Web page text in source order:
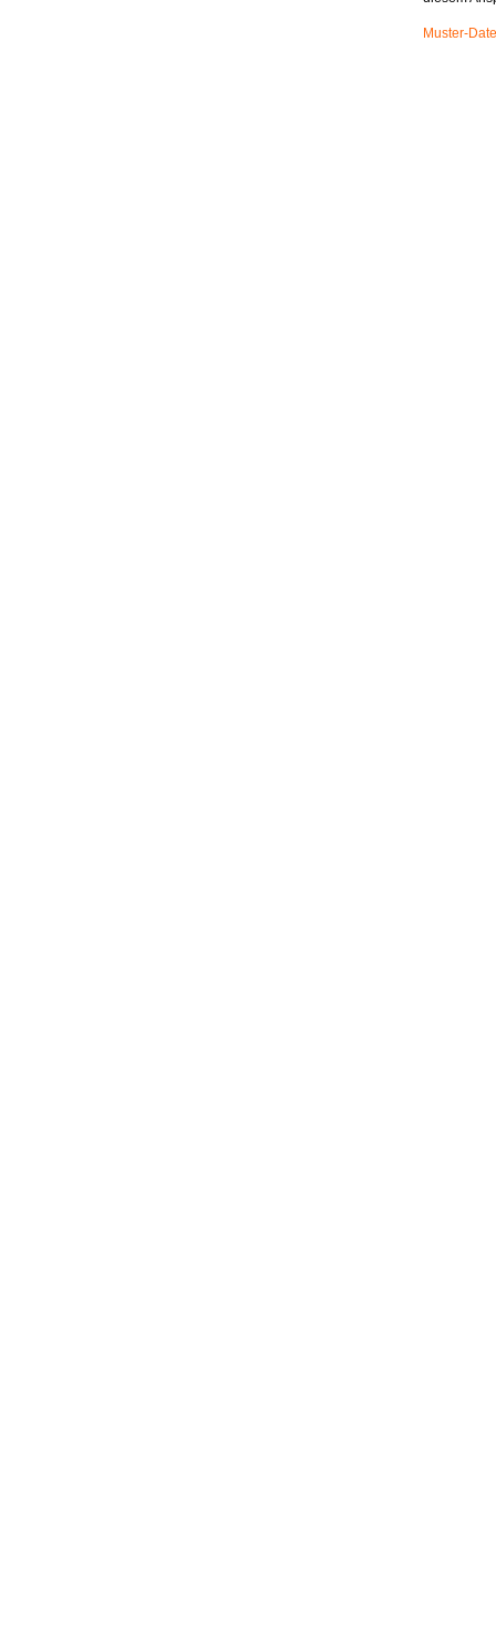
Muster-